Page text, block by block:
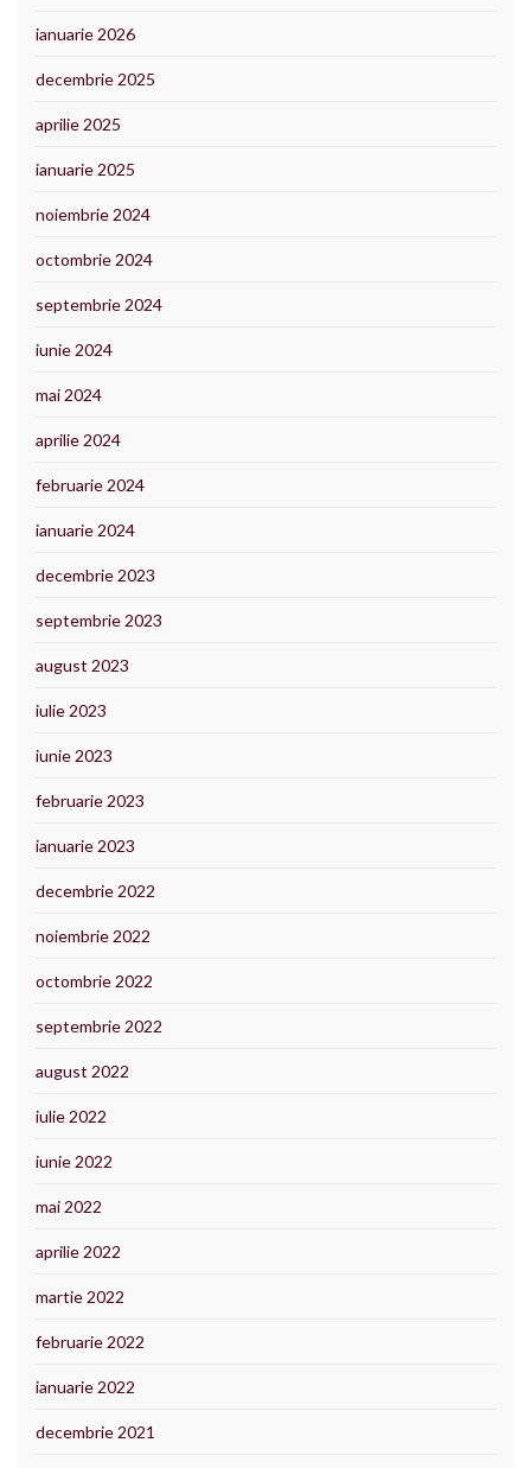
ianuarie 2026
decembrie 2025
aprilie 2025
ianuarie 2025
noiembrie 2024
octombrie 2024
septembrie 2024
iunie 2024
mai 2024
aprilie 2024
februarie 2024
ianuarie 2024
decembrie 2023
septembrie 2023
august 2023
iulie 2023
iunie 2023
februarie 2023
ianuarie 2023
decembrie 2022
noiembrie 2022
octombrie 2022
septembrie 2022
august 2022
iulie 2022
iunie 2022
mai 2022
aprilie 2022
martie 2022
februarie 2022
ianuarie 2022
decembrie 2021